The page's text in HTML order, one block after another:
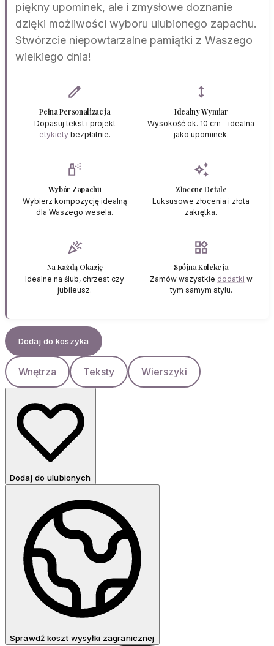
piękny upominek, ale i zmysłowe doznanie
dzięki możliwości wyboru ulubionego zapachu.
Stwórzcie niepowtarzalne pamiątki z Waszego
wielkiego dnia!
edit
Pełna Personalizacja
Dopasuj tekst i projekt
etykietybezpłatnie.
height
Idealny Wymiar
Wysokość ok. 10 cm – idealna
jako upominek.
fragrance
Wybór Zapachu
Wybierz kompozycję idealną
dla Waszego wesela.
auto_awesome
Złocone Detale
Luksusowe złocenia i złota
zakrętka.
celebration
Na Każdą Okazję
Idealne na ślub, chrzest czy
jubileusz.
widgets
Spójna Kolekcja
Zamów wszystkie dodatki w
tym samym stylu.
Dodaj do koszyka
Wnętrza Teksty Wierszyki
Dodaj do ulubionych
Sprawdź koszt wysyłki zagranicznej